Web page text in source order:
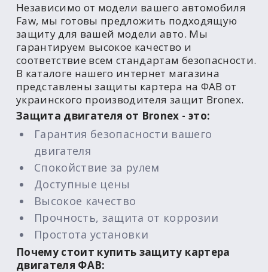
Независимо от модели вашего автомобиля
Faw, мы готовы предложить подходящую
защиту для вашей модели авто. Мы
гарантируем высокое качество и
соответствие всем стандартам безопасности.
В каталоге нашего интернет магазина
представлены защиты картера на ФАВ от
украинского производителя защит Bronex.
Защита двигателя от Bronex - это:
Гарантия безопасности вашего
двигателя
Спокойствие за рулем
Доступные цены
Высокое качество
Прочность, защита от коррозии
Простота установки
Почему стоит купить защиту картера
двигателя ФАВ: